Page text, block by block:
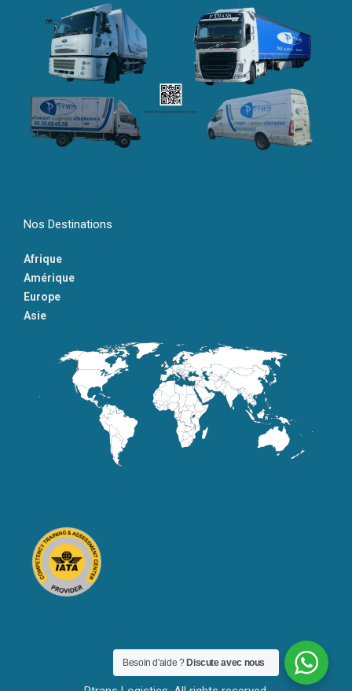
Nos Destinations
Afrique
Amérique
Europe
Asie
Besoin d'aide ? Discute avec nous